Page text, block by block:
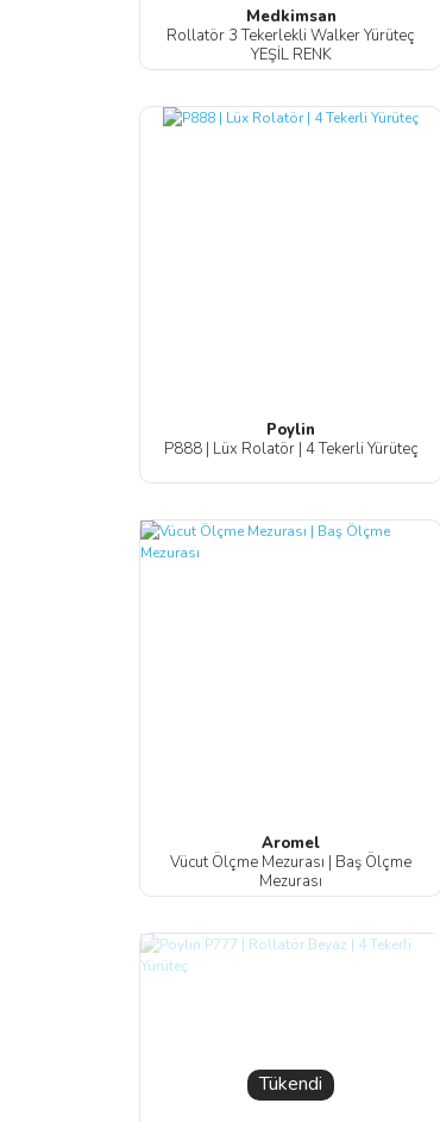
Medkimsan
Rollatör 3 Tekerlekli Walker Yürüteç
YEŞİL RENK
Poylin
P888 | Lüx Rolatör | 4 Tekerli Yürüteç
Aromel
Vücut Ölçme Mezurası | Baş Ölçme
Mezurası
Tükendi